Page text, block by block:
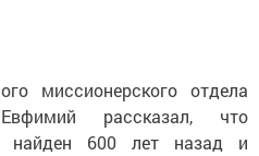
миссионерского отдела
рассказал, что
найден 600 лет назад и